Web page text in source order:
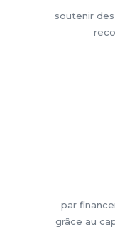
soutenir
par
grâce au